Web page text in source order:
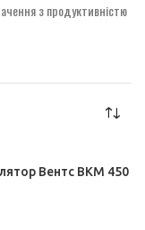
з продуктивністю
Вентс ВКМ 450